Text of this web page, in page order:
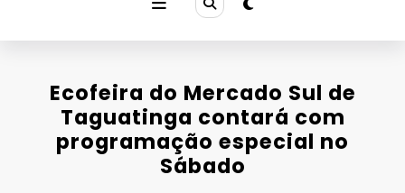
Ecofeira do Mercado Sul de
Taguatinga contará com
programação especial no
Sábado